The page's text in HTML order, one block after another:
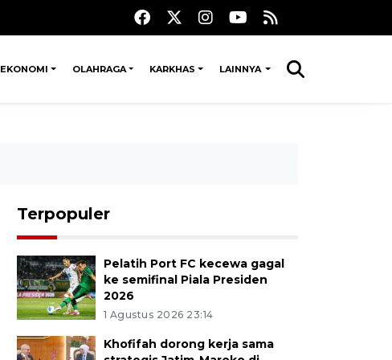
EKONOMI OLAHRAGA KARKHAS LAINNYA
Terpopuler
Pelatih Port FC kecewa gagal
ke semifinal Piala Presiden
2026
1 Agustus 2026 23:14
Khofifah dorong kerja sama